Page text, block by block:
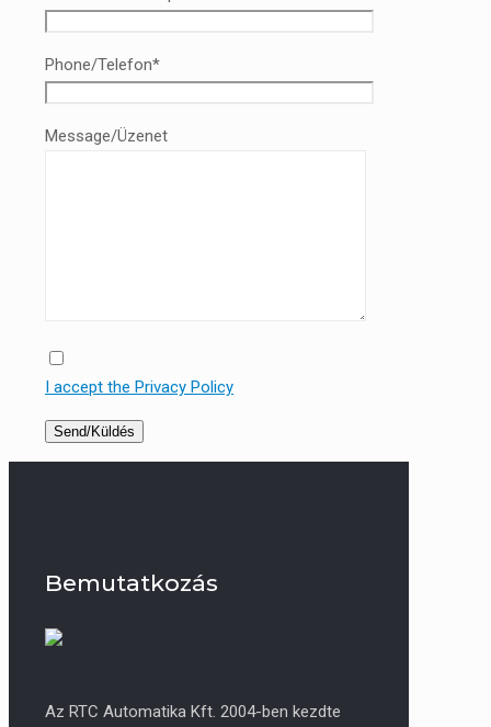
Phone/Telefon*
Message/Üzenet
I accept the Privacy Policy
Bemutatkozás
Az RTC Automatika Kft. 2004-ben kezdte